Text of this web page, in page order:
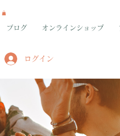
ブログ オンラインショップ
ログイン